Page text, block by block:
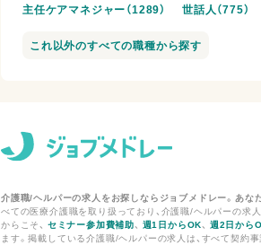
主任ケアマネジャー（1289）
世話人（775）
これ以外のすべての職種から探す
介護職/ヘルパーの求人をお探しならジョブメドレー。あな
べての医療介護職を取り扱っており、介護職/ヘルパーの求
からこそ、 セミナー参加費補助、 週1日からOK、 週2日から
ます。掲載している介護職/ヘルパーの求人は、すべて契約